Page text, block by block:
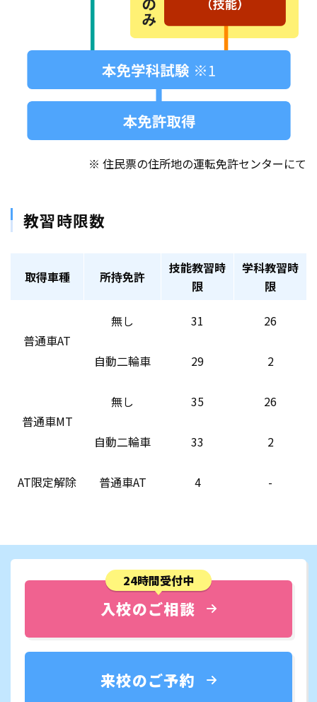
※ 住民票の住所地の運転免許センターにて
教習時限数
取得車種 所持免許
技能教習時
限
学科教習時
限
普通車AT
無し 31 26
自動二輪車 29 2
普通車MT
無し 35 26
自動二輪車 33 2
AT限定解除 普通車AT 4 -
24時間受付中
入校のご相談
来校のご予約